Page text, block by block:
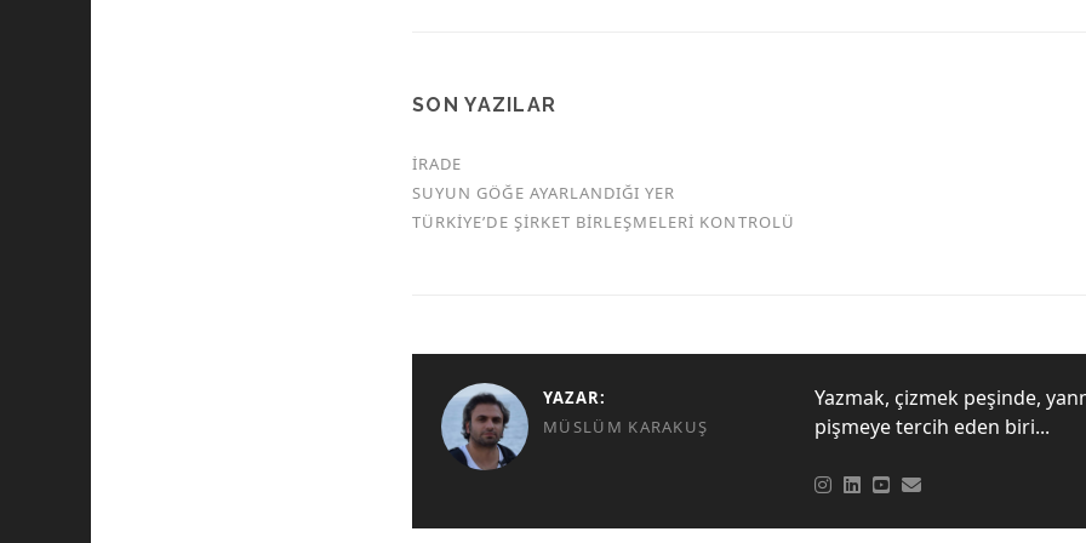
SON YAZILAR
İRADE
SUYUN GÖĞE AYARLANDIĞI YER
TÜRKİYE’DE ŞİRKET BİRLEŞMELERİ KONTROLÜ
YAZAR:
MÜSLÜM KARAKUŞ
Yazmak, çizmek peşinde,
pişmeye tercih eden biri...